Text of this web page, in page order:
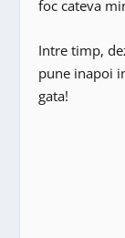
foc cateva
Intre timp,
pune inapoi
gata!